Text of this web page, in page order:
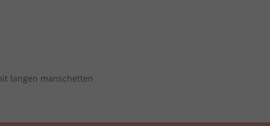
langen manschetten